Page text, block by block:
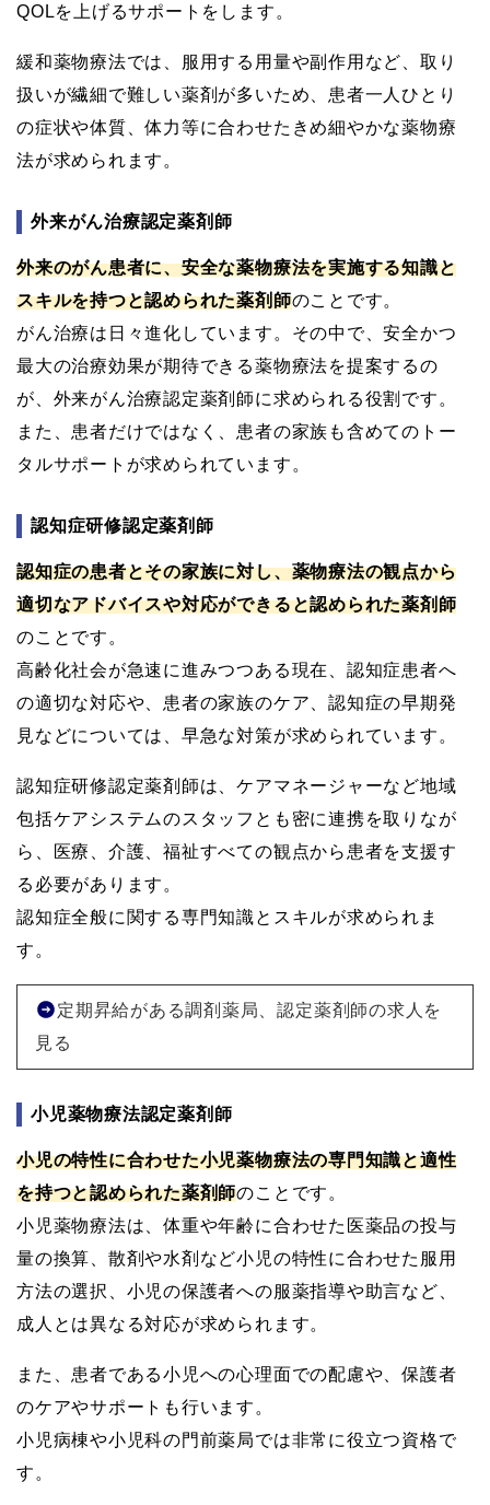
QOLを上げるサポートをします。
緩和薬物療法では、服用する用量や副作用など、取り
扱いが繊細で難しい薬剤が多いため、患者一人ひとり
の症状や体質、体力等に合わせたきめ細やかな薬物療
法が求められます。
外来がん治療認定薬剤師
外来のがん患者に、安全な薬物療法を実施する知識と
スキルを持つと認められた薬剤師のことです。
がん治療は日々進化しています。その中で、安全かつ
最大の治療効果が期待できる薬物療法を提案するの
が、外来がん治療認定薬剤師に求められる役割です。
また、患者だけではなく、患者の家族も含めてのトー
タルサポートが求められています。
認知症研修認定薬剤師
認知症の患者とその家族に対し、薬物療法の観点から
適切なアドバイスや対応ができると認められた薬剤師
のことです。
高齢化社会が急速に進みつつある現在、認知症患者へ
の適切な対応や、患者の家族のケア、認知症の早期発
見などについては、早急な対策が求められています。
認知症研修認定薬剤師は、ケアマネージャーなど地域
包括ケアシステムのスタッフとも密に連携を取りなが
ら、医療、介護、福祉すべての観点から患者を支援す
る必要があります。
認知症全般に関する専門知識とスキルが求められま
す。
定期昇給がある調剤薬局、認定薬剤師の求人を
見る
小児薬物療法認定薬剤師
小児の特性に合わせた小児薬物療法の専門知識と適性
を持つと認められた薬剤師のことです。
小児薬物療法は、体重や年齢に合わせた医薬品の投与
量の換算、散剤や水剤など小児の特性に合わせた服用
方法の選択、小児の保護者への服薬指導や助言など、
成人とは異なる対応が求められます。
また、患者である小児への心理面での配慮や、保護者
のケアやサポートも行います。
小児病棟や小児科の門前薬局では非常に役立つ資格で
す。